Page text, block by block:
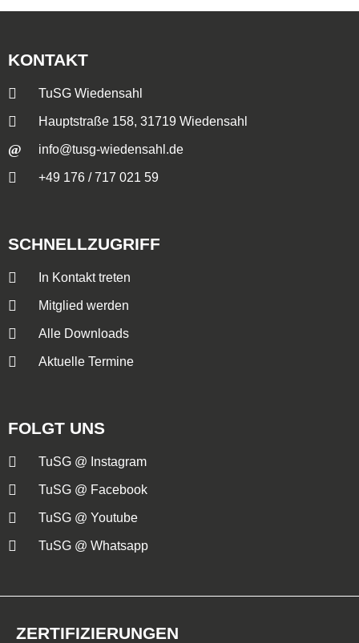
KONTAKT
TuSG Wiedensahl
Hauptstraße 158, 31719 Wiedensahl
info@tusg-wiedensahl.de
+49 176 / 717 021 59
SCHNELLZUGRIFF
In Kontakt treten
Mitglied werden
Alle Downloads
Aktuelle Termine
FOLGT UNS
TuSG @ Instagram
TuSG @ Facebook
TuSG @ Youtube
TuSG @ Whatsapp
ZERTIFIZIERUNGEN